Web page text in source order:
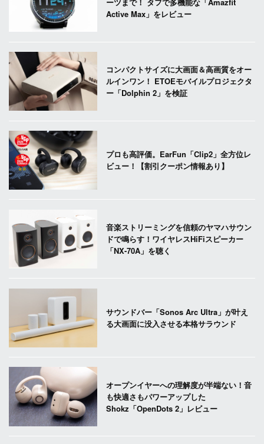
Active Max」をレビュー
コンパクトサイズに大画面＆高画質をオー
ルインワン！ ETOEモバイルプロジェクタ
ー「Dolphin 2」を検証
プロも高評価。EarFun「Clip2」全方位レ
ビュー！【割引クーポン情報あり】
音楽ストリーミングを信頼のヤマハサウン
ドで鳴らす！ワイヤレスHiFiスピーカー
「NX-70A」を聴く
サウンドバー「Sonos Arc Ultra」が叶え
る大画面に没入させる本格サラウンド
オープンイヤーへの理解度が半端ない！音
も快適さもパワーアップした
Shokz「OpenDots 2」レビュー